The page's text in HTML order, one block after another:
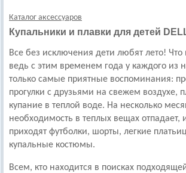
Каталог аксессуаров
Купальники и плавки для детей
Все без исключения дети любят лето! Что
ведь с этим временем года у каждого из
только самые приятные воспоминания:
прогулки с друзьями на свежем воздухе,
купание в теплой воде. На несколько
необходимость в теплых вещах отпадает,
приходят футболки, шорты, легкие
купальные костюмы.
Всем, кто находится в поисках